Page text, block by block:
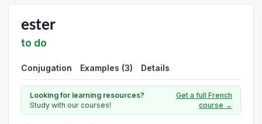
ester
to do
Conjugation Examples (3) Details
Looking for learning resources?
Study with our courses!
Get a full French
course →